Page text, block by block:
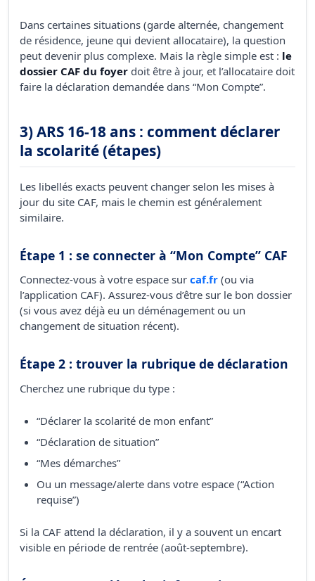
Dans certaines situations (garde alternée, changement
de résidence, jeune qui devient allocataire), la question
peut devenir plus complexe. Mais la règle simple est : le
dossier CAF du foyer doit être à jour, et l’allocataire doit
faire la déclaration demandée dans “Mon Compte”.
3) ARS 16-18 ans : comment déclarer
la scolarité (étapes)
Les libellés exacts peuvent changer selon les mises à
jour du site CAF, mais le chemin est généralement
similaire.
Étape 1 : se connecter à “Mon Compte” CAF
Connectez-vous à votre espace sur caf.fr (ou via
l’application CAF). Assurez-vous d’être sur le bon dossier
(si vous avez déjà eu un déménagement ou un
changement de situation récent).
Étape 2 : trouver la rubrique de déclaration
Cherchez une rubrique du type :
“Déclarer la scolarité de mon enfant”
“Déclaration de situation”
“Mes démarches”
Ou un message/alerte dans votre espace (“Action
requise”)
Si la CAF attend la déclaration, il y a souvent un encart
visible en période de rentrée (août-septembre).